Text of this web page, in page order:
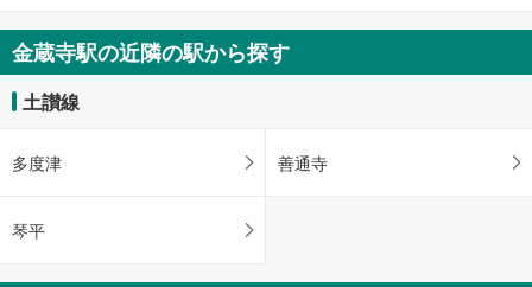
イ
ペ
ジ
保
る
金蔵寺駅の近隣の駅から探す
土讃線
多度津 善通寺
琴平